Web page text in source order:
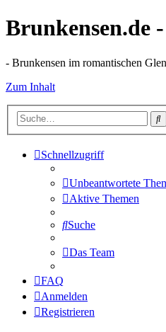
Brunkensen.de
- Brunkensen im romantischen
Zum Inhalt
Schnellzugriff
Unbeantwortete
Aktive Themen
Suche
Das Team
FAQ
Anmelden
Registrieren